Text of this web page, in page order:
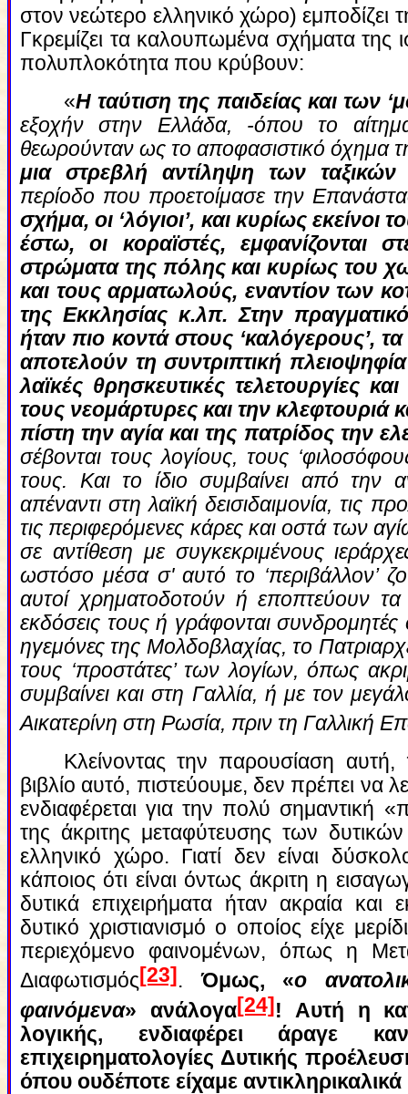
στον νεώτερο ελληνικό χώρο) εμποδίζει
Γκρεμίζει τα καλουπωμένα σχήματα της
πολυπλοκότητα που κρύβουν:
«Η ταύτιση της παιδείας και των
εξοχήν στην Ελλάδα, -όπου το
θεωρούνταν ως το αποφασιστικό όχημα
μια στρεβλή αντίληψη των ταξικών
περίοδο που προετοίμασε την
σχήμα, οι ‘λόγιοι’, και κυρίως εκείνοι
έστω, οι κοραϊστές, εμφανίζονται
στρώματα της πόλης και κυρίως του
και τους αρματωλούς, εναντίον των
της Εκκλησίας κ.λπ. Στην
ήταν πιο κοντά στους ‘καλόγερους’,
αποτελούν τη συντριπτική
λαϊκές θρησκευτικές τελετουργίες
τους νεομάρτυρες και την κλεφτουριά
πίστη την αγία και της πατρίδος την
σέβονται τους λογίους, τους
τους. Και το ίδιο συμβαίνει από την
απέναντι στη λαϊκή δεισιδαιμονία, τις
τις περιφερόμενες κάρες και οστά των
σε αντίθεση με συγκεκριμένους
ωστόσο μέσα σ' αυτό το ‘περιβάλλον’
αυτοί χρηματοδοτούν ή εποπτεύουν τα
εκδόσεις τους ή γράφονται συνδρομητές
ηγεμόνες της Μολδοβλαχίας, το
τους ‘προστάτες’ των λογίων, όπως
συμβαίνει και στη Γαλλία, ή με τον
Αικατερίνη στη Ρωσία, πριν τη Γαλλική
Κλείνοντας την παρουσίαση αυτή,
βιβλίο αυτό, πιστεύουμε, δεν πρέπει να
ενδιαφέρεται για την πολύ σημαντική
της άκριτης μεταφύτευσης των
ελληνικό χώρο. Γιατί δεν είναι
κάποιος ότι είναι όντως άκριτη η
δυτικά επιχειρήματα ήταν ακραία και
δυτικό χριστιανισμό ο οποίος είχε
περιεχόμενο φαινομένων, όπως η
Διαφωτισμός [23] .Όμως, «ο
φαινόμενα» ανάλογα[24] ! Αυτή η
λογικής, ενδιαφέρει άραγε
επιχειρηματολογίες Δυτικής
όπου ουδέποτε είχαμε